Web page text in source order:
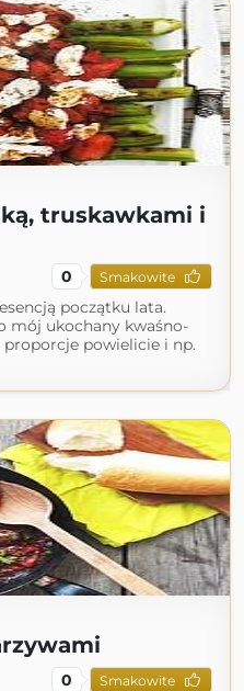
truskawkami i
0 Smakowite
początku lata.
mój ukochany kwaśno-
proporcje powielicie i np.
0 Smakowite